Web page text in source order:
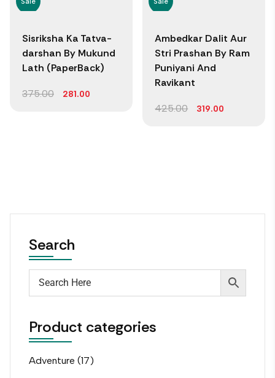
Sisriksha Ka Tatva-
darshan By Mukund
Lath (PaperBack)
375.00 281.00
Ambedkar Dalit Aur
Stri Prashan By Ram
Puniyani And
Ravikant
425.00 319.00
Search
Product categories
Adventure (17)